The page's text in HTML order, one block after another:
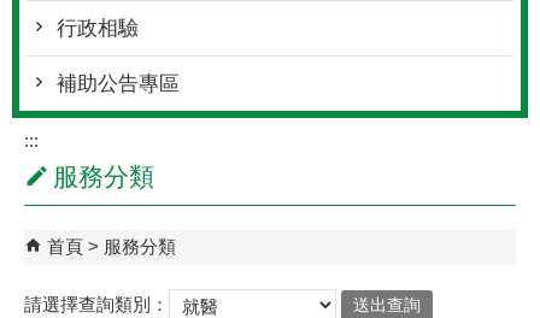
行政相驗
補助公告專區
:::
服務分類
首頁 服務分類
請選擇查詢類別：